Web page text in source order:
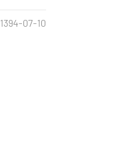
1394-07-10